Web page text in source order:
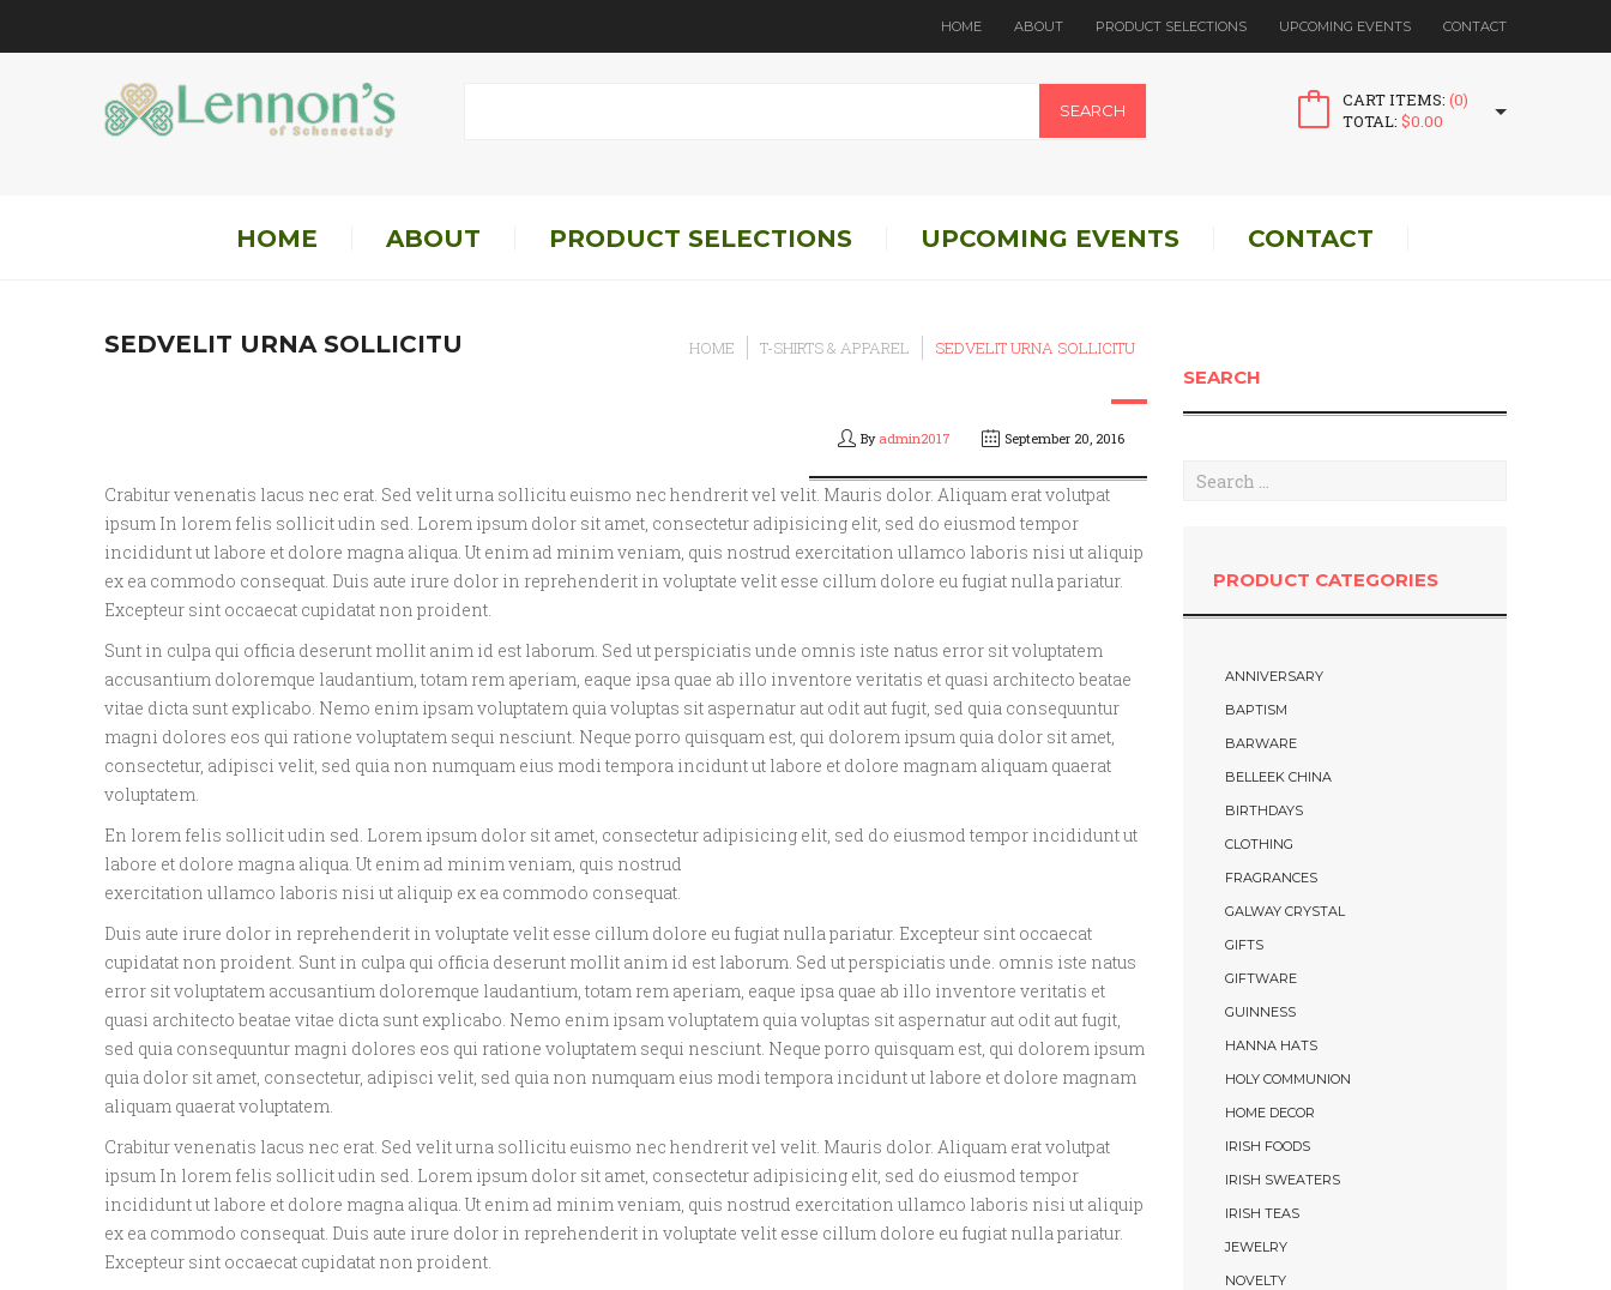
HOME ABOUT PRODUCT SELECTIONS UPCOMING EVENTS CONTACT
SEARCH CART ITEMS: (0)
TOTAL: $0.00
HOME ABOUT PRODUCT SELECTIONS UPCOMING EVENTS CONTACT
SEDVELIT URNA SOLLICITU HOME T-SHIRTS & APPAREL SEDVELIT URNA SOLLICITU
By admin2017 September 20, 2016
Crabitur venenatis lacus nec erat. Sed velit urna sollicitu euismo nec hendrerit vel velit. Mauris dolor. Aliquam erat volutpat
ipsum In lorem felis sollicit udin sed. Lorem ipsum dolor sit amet, consectetur adipisicing elit, sed do eiusmod tempor
incididunt ut labore et dolore magna aliqua. Ut enim ad minim veniam, quis nostrud exercitation ullamco laboris nisi ut aliquip
ex ea commodo consequat. Duis aute irure dolor in reprehenderit in voluptate velit esse cillum dolore eu fugiat nulla pariatur.
Excepteur sint occaecat cupidatat non proident.
Sunt in culpa qui officia deserunt mollit anim id est laborum. Sed ut perspiciatis unde omnis iste natus error sit voluptatem
accusantium doloremque laudantium, totam rem aperiam, eaque ipsa quae ab illo inventore veritatis et quasi architecto beatae
vitae dicta sunt explicabo. Nemo enim ipsam voluptatem quia voluptas sit aspernatur aut odit aut fugit, sed quia consequuntur
magni dolores eos qui ratione voluptatem sequi nesciunt. Neque porro quisquam est, qui dolorem ipsum quia dolor sit amet,
consectetur, adipisci velit, sed quia non numquam eius modi tempora incidunt ut labore et dolore magnam aliquam quaerat
voluptatem.
En lorem felis sollicit udin sed. Lorem ipsum dolor sit amet, consectetur adipisicing elit, sed do eiusmod tempor incididunt ut
labore et dolore magna aliqua. Ut enim ad minim veniam, quis nostrud
exercitation ullamco laboris nisi ut aliquip ex ea commodo consequat.
Duis aute irure dolor in reprehenderit in voluptate velit esse cillum dolore eu fugiat nulla pariatur. Excepteur sint occaecat
cupidatat non proident. Sunt in culpa qui officia deserunt mollit anim id est laborum. Sed ut perspiciatis unde. omnis iste natus
error sit voluptatem accusantium doloremque laudantium, totam rem aperiam, eaque ipsa quae ab illo inventore veritatis et
quasi architecto beatae vitae dicta sunt explicabo. Nemo enim ipsam voluptatem quia voluptas sit aspernatur aut odit aut fugit,
sed quia consequuntur magni dolores eos qui ratione voluptatem sequi nesciunt. Neque porro quisquam est, qui dolorem ipsum
quia dolor sit amet, consectetur, adipisci velit, sed quia non numquam eius modi tempora incidunt ut labore et dolore magnam
aliquam quaerat voluptatem.
Crabitur venenatis lacus nec erat. Sed velit urna sollicitu euismo nec hendrerit vel velit. Mauris dolor. Aliquam erat volutpat
ipsum In lorem felis sollicit udin sed. Lorem ipsum dolor sit amet, consectetur adipisicing elit, sed do eiusmod tempor
incididunt ut labore et dolore magna aliqua. Ut enim ad minim veniam, quis nostrud exercitation ullamco laboris nisi ut aliquip
ex ea commodo consequat. Duis aute irure dolor in reprehenderit in voluptate velit esse cillum dolore eu fugiat nulla pariatur.
Excepteur sint occaecat cupidatat non proident.
SEARCH
PRODUCT CATEGORIES
ANNIVERSARY
BAPTISM
BARWARE
BELLEEK CHINA
BIRTHDAYS
CLOTHING
FRAGRANCES
GALWAY CRYSTAL
GIFTS
GIFTWARE
GUINNESS
HANNA HATS
HOLY COMMUNION
HOME DECOR
IRISH FOODS
IRISH SWEATERS
IRISH TEAS
JEWELRY
NOVELTY